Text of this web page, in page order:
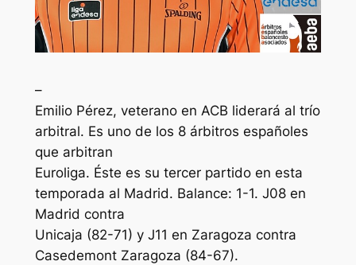
–
Emilio Pérez, veterano en ACB liderará al trío
arbitral. Es uno de los 8 árbitros españoles
que arbitran
Euroliga. Éste es su tercer partido en esta
temporada al Madrid. Balance: 1-1. J08 en
Madrid contra
Unicaja (82-71) y J11 en Zaragoza contra
Casedemont Zaragoza (84-67).